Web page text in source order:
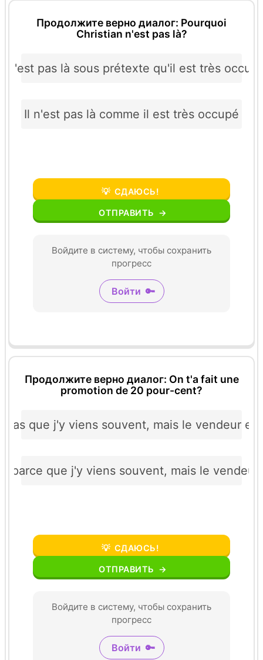
Продолжите верно диалог: Pourquoi
Christian n'est pas là?
n'est pas là sous prétexte qu'il est très
Il n'est pas là comme il est très occupé
💡 СДАЮСЬ!
ОТПРАВИТЬ →
Войдите в систему, чтобы сохранить
прогресс
Войти 🔑
Продолжите верно диалог: On t'a fait une
promotion de 20 pour-cent?
pas que j'y viens souvent, mais le vendeur
parce que j'y viens souvent, mais le
💡 СДАЮСЬ!
ОТПРАВИТЬ →
Войдите в систему, чтобы сохранить
прогресс
Войти 🔑